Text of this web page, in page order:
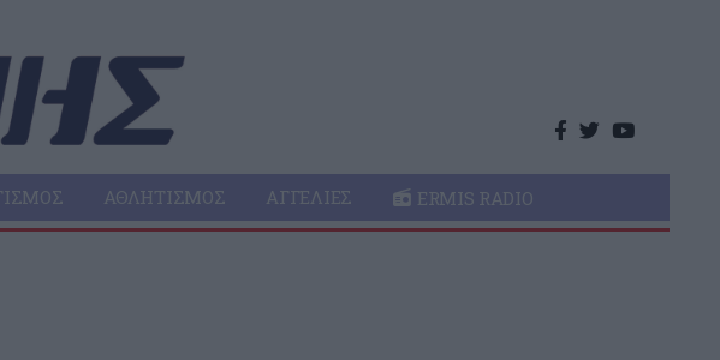
ΑΘΛΗΤΙΣΜΌΣ ΑΓΓΕΛΊΕΣ ERMIS RADIO